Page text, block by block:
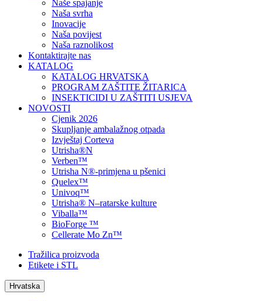
Naše spajanje
Naša svrha
Inovacije
Naša povijest
Naša raznolikost
Kontaktirajte nas
KATALOG
KATALOG HRVATSKA
PROGRAM ZAŠTITE ŽITARICA
INSEKTICIDI U ZAŠTITI USJEVA
NOVOSTI
Cjenik 2026
Skupljanje ambalažnog otpada
Izvještaj Corteva
Utrisha®N
Verben™
Utrisha N®-primjena u pšenici
Quelex™
Univoq™
Utrisha® N–ratarske kulture
Viballa™
BioForge ™
Cellerate Mo Zn™
Tražilica proizvoda
Etikete i STL
Hrvatska